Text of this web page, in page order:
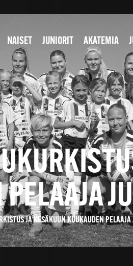
NAISET JUNIORIT AKATEMIA
JA KESÄKUUN KUUKAUDEN PELAAJA